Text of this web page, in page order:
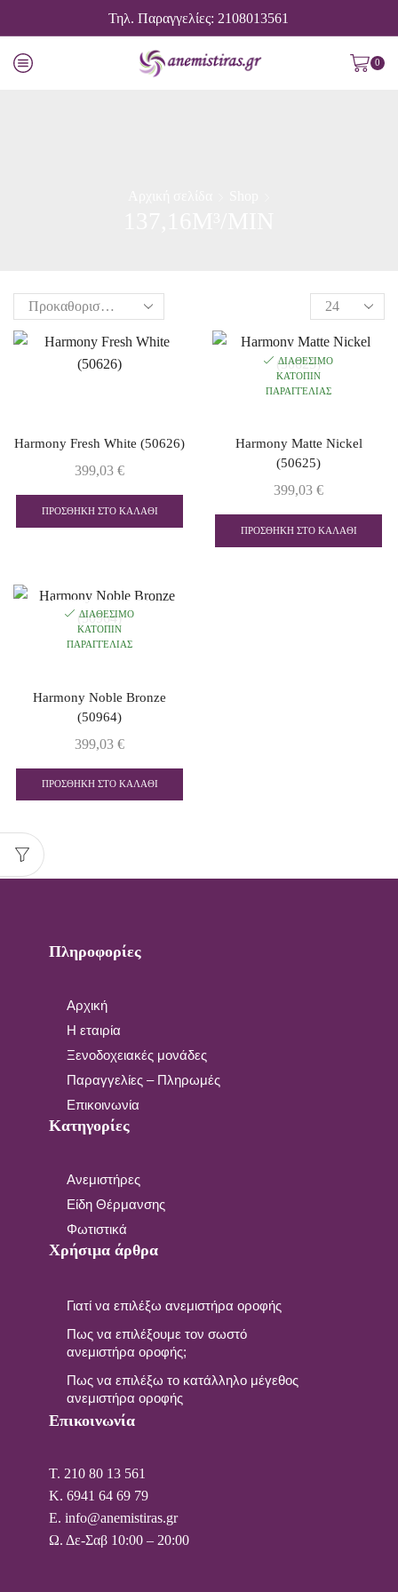
Τηλ. Παραγγελίες: 2108013561
0
Harmony Fresh White (50626)
399,03 €
ΠΡΟΣΘΉΚΗ ΣΤΟ ΚΑΛΆΘΙ
ΔΙΑΘΈΣΙΜΟ
ΚΑΤΌΠΙΝ
ΠΑΡΑΓΓΕΛΊΑΣ
Harmony Matte Nickel
(50625)
399,03 €
ΠΡΟΣΘΉΚΗ ΣΤΟ ΚΑΛΆΘΙ
ΔΙΑΘΈΣΙΜΟ
ΚΑΤΌΠΙΝ
ΠΑΡΑΓΓΕΛΊΑΣ
Harmony Noble Bronze
(50964)
399,03 €
ΠΡΟΣΘΉΚΗ ΣΤΟ ΚΑΛΆΘΙ
Πληροφορίες
Αρχική
Η εταιρία
Ξενοδοχειακές μονάδες
Παραγγελίες – Πληρωμές
Επικοινωνία
Κατηγορίες
Ανεμιστήρες
Είδη Θέρμανσης
Φωτιστικά
Χρήσιμα άρθρα
Γιατί να επιλέξω ανεμιστήρα οροφής
Πως να επιλέξουμε τον σωστό
ανεμιστήρα οροφής;
Πως να επιλέξω το κατάλληλο μέγεθος
ανεμιστήρα οροφής
Επικοινωνία
T. 210 80 13 561
Κ. 6941 64 69 79
Ε. info@anemistiras.gr
Ω. Δε-Σαβ 10:00 – 20:00